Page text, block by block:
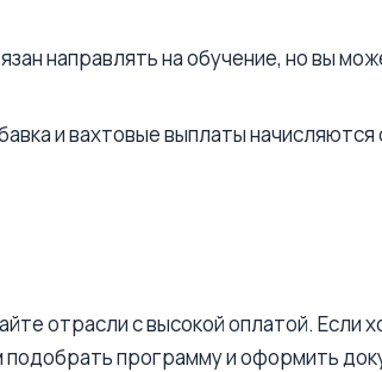
направлять на обучение, но вы
и вахтовые выплаты начисляются
отрасли с высокой оплатой. Если
программу и оформить